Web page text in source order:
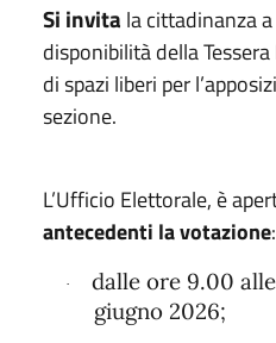
Si invita la cittadinanza
disponibilità della
di spazi liberi per
sezione.
L’Ufficio Elettorale, è
antecedenti la votazione:
·
dalle ore 9.00
giugno 2026;